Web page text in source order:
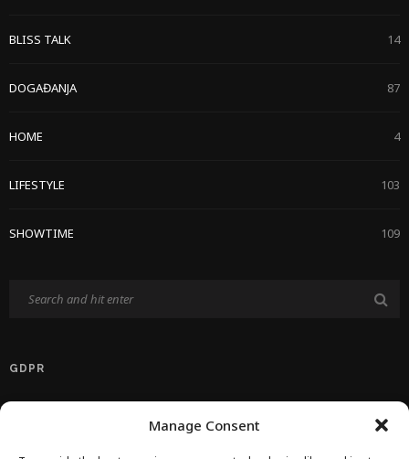
Manage Consent
BLISS TALK 14
DOGAĐANJA 87
HOME 4
LIFESTYLE 103
SHOWTIME 109
GDPR